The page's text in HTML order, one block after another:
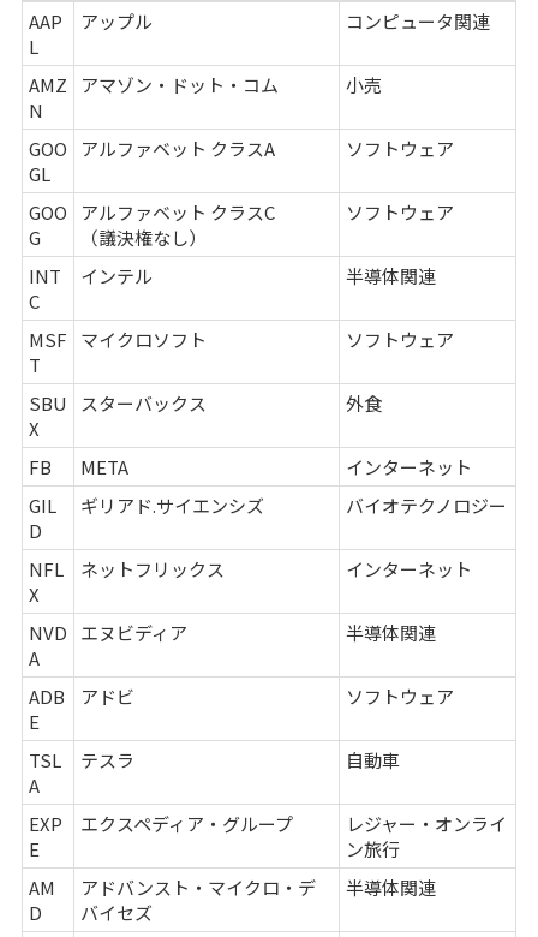
AAP
L
アップル コンピュータ関連
AMZ
N
アマゾン・ドット・コム 小売
GOO
GL
アルファベット クラスA ソフトウェア
GOO
G
アルファベット クラスC
（議決権なし）
ソフトウェア
INT
C
インテル 半導体関連
MSF
T
マイクロソフト ソフトウェア
SBU
X
スターバックス 外食
FB META
インターネット
GIL
D
ギリアド.サイエンシズ バイオテクノロジー
NFL
X
ネットフリックス インターネット
NVD
A
エヌビディア 半導体関連
ADB
E
アドビ ソフトウェア
TSL
A
テスラ 自動車
EXP
E
エクスペディア・グループ
レジャー・オンライ
ン旅行
AM
D
アドバンスト・マイクロ・デ
バイセズ
半導体関連